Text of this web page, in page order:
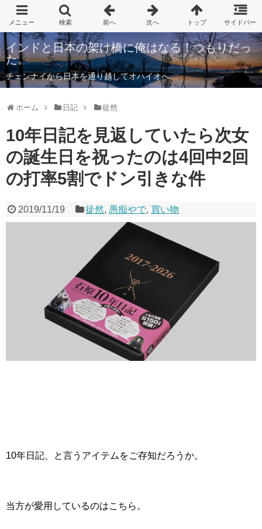
インドと日本の架け橋に俺はなる！つもりだっ
た。
チェンナイから日本を通り越してオハイオへ…
ホーム 日記 徒然
10年日記を見返していたら次女
の誕生日を祝ったのは4回中2回
の打率5割でドン引きな件
2019/11/19 徒然, 愚痴やで, 買い物
10年日記、と言うアイテムをご存知だろうか。
当方が愛用しているのはこちら。